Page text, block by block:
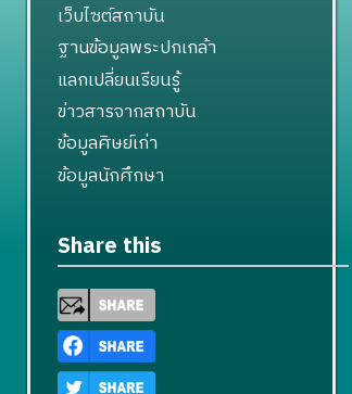
เว็บไซต์สถาบัน
ฐานข้อมูลพระปกเกล้า
แลกเปลี่ยนเรียนรู้
ข่าวสารจากสถาบัน
ข้อมูลศิษย์เก่า
ข้อมูลนักศึกษา
Share this